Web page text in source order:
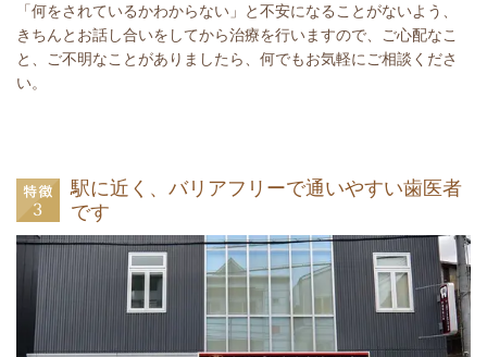
「何をされているかわからない」と不安になることがないよう、
きちんとお話し合いをしてから治療を行いますので、ご心配なこ
と、ご不明なことがありましたら、何でもお気軽にご相談くださ
い。
駅に近く、バリアフリーで通いやすい歯医者
です